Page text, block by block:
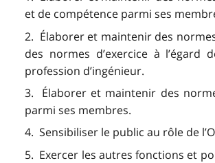
et de compétence parmi ses
2. Élaborer et maintenir des
des normes d’exercice à l’égard
profession d’ingénieur.
3. Élaborer et maintenir des
parmi ses membres.
4. Sensibiliser le public au rôle de
5. Exercer les autres fonctions et